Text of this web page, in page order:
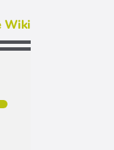
Wiki